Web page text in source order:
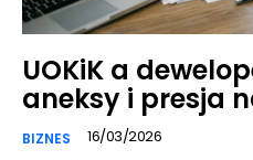
UOKiK a
aneksy i presja
BIZNES 16/03/2026